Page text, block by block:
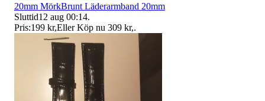
20mm MörkBrunt Läderarmband 20mm
Sluttid12 aug 00:14.
Pris:199 kr,Eller Köp nu 309 kr,.